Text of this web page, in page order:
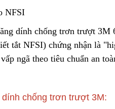
NFSI
dính chống trơn trượt 3M
tắt NFSI) chứng nhận là
ngã theo tiêu chuẩn an
chống trơn trượt 3M: